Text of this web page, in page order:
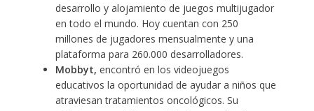
desarrollo y alojamiento de juegos multijugador
en todo el mundo. Hoy cuentan con 250
millones de jugadores mensualmente y una
plataforma para 260.000 desarrolladores.
Mobbyt, encontró en los videojuegos
educativos la oportunidad de ayudar a niños que
atraviesan tratamientos oncológicos. Su